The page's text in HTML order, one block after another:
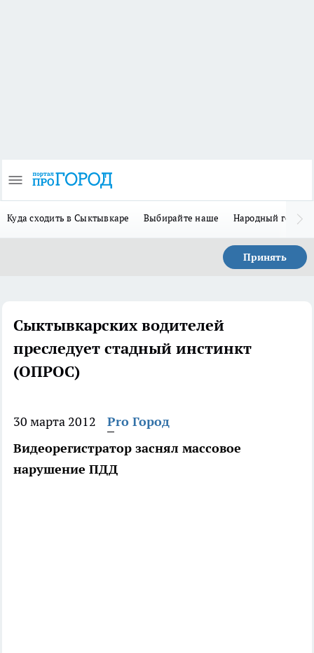
Куда сходить в Сыктывкаре Выбирайте наше Народный герой
Принять
Сыктывкарских водителей
преследует стадный инстинкт
(ОПРОС)
30 марта 2012
Pro Город
Видеорегистратор заснял массовое
нарушение ПДД